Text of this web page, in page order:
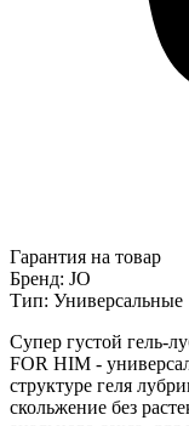
Гарантия на товар
Бренд: JO
Тип: Универсальные
Супер густой гель-
FOR HIM -
структуре геля
скольжение без